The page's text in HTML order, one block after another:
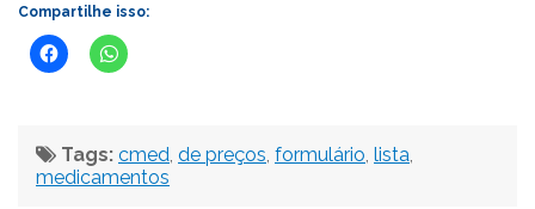
Compartilhe isso:
Tags: cmed, de preços, formulário, lista,
medicamentos